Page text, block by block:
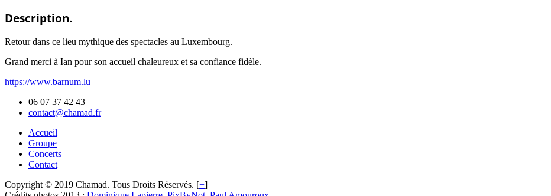
Description.
Retour dans ce lieu mythique des spectacles au Luxembourg.
Grand merci à Ian pour son accueil chaleureux et sa confiance fidèle.
https://www.barnum.lu
06 07 37 42 43
contact@chamad.fr
Accueil
Groupe
Concerts
Contact
Copyright © 2019 Chamad. Tous Droits Réservés. [+]